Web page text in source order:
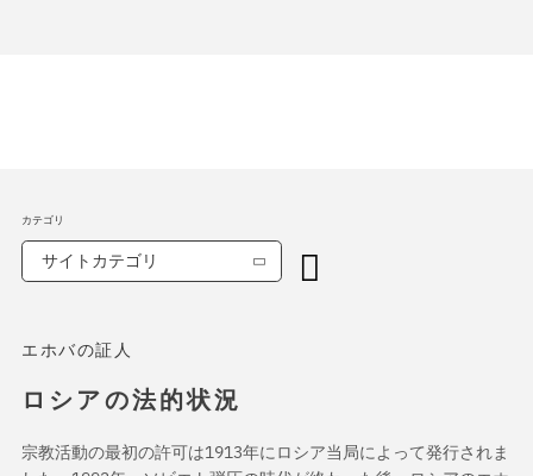
エホバの証人
ロシアの法的状況
宗教活動の最初の許可は1913年にロシア当局によって発行されま
カテゴリ
サイトカテゴリ